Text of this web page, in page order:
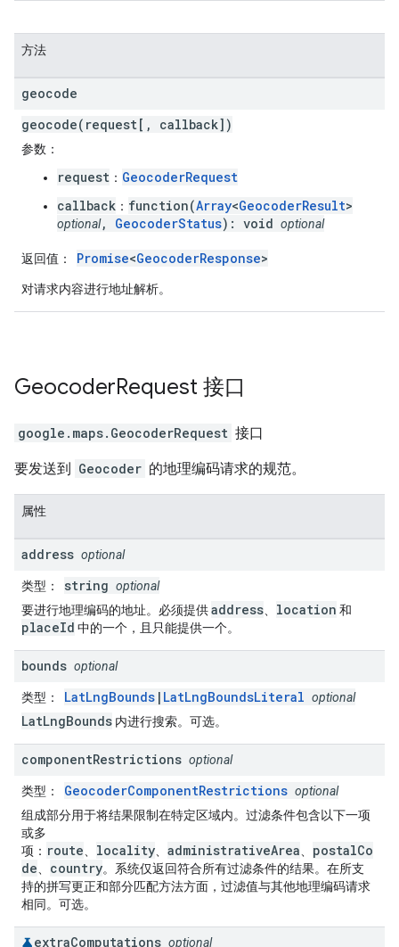
方法
geocode
geocode(request[, callback])
参数 ：
request ： GeocoderRequest
callback ： function(Array<GeocoderResult>
optional, GeocoderStatus): void optional
返回值 ： Promise<GeocoderResponse>
对请求内容进行地址解析。
GeocoderRequest 接口
google.maps. GeocoderRequest 接口
要发送到 Geocoder 的地理编码请求的规范。
属性
address optional
类型 ： string optional
要进行地理编码的地址。必须提供address location 和
placeId 中的一个，且只能提供一个。
bounds optional
类型 ： LatLngBounds | LatLngBoundsLiteral optional
LatLngBounds 内进行搜索。可选。
componentRestrictions optional
类型 ： GeocoderComponentRestrictions optional
组成部分用于将结果限制在特定区域内。过滤条件包含以下一项
或多
项： route locality administrativeArea
postalCo
de
country。系统仅返回符合所有过滤条件的结果。在所支
持的拼写更正和部分匹配方法方面，过滤值与其他地理编码请求
相同。可选。
extraComputations optional